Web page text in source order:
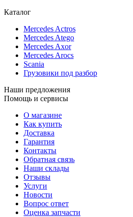
Каталог
Mercedes Actros
Mercedes Atego
Mercedes Axor
Mercedes Arocs
Scania
Грузовики под разбор
Наши предложения
Помощь и сервисы
О магазине
Как купить
Доставка
Гарантия
Контакты
Обратная связь
Наши склады
Отзывы
Услуги
Новости
Вопрос ответ
Оценка запчасти